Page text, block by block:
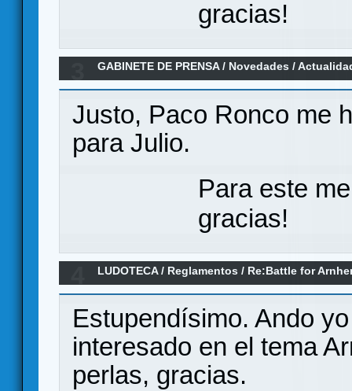
gracias!
GABINETE DE PRENSA/ Novedades /
"Santa Cruz 1797"
Justo, Paco Ronco me
para Julio.
Para este
gracias!
LUDOTECA/ Reglamentos / Re:Battle for
Estupendísimo. Ando
interesado en el tema
perlas, gracias.